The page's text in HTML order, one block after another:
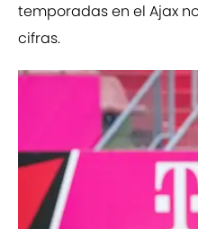
temporadas en el Ajax
cifras.